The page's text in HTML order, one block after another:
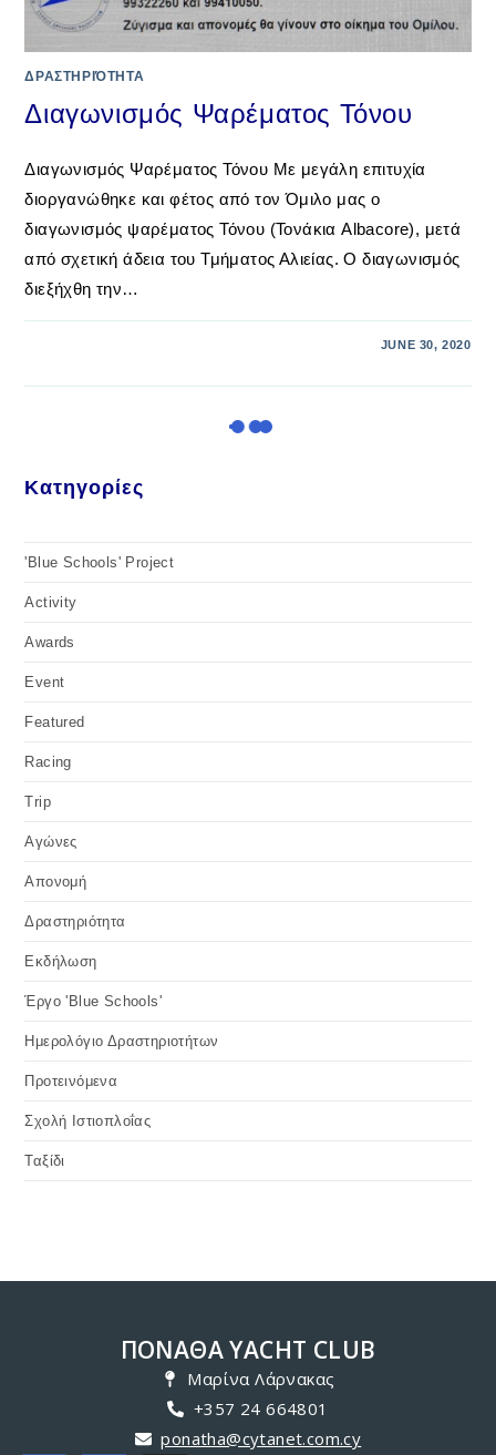
ΔΡΑΣΤΗΡΙΌΤΗΤΑ
Διαγωνισμός Ψαρέματος Τόνου
Διαγωνισμός Ψαρέματος Τόνου Με μεγάλη επιτυχία
διοργανώθηκε και φέτος από τον Όμιλο μας ο
διαγωνισμός ψαρέματος Τόνου (Τονάκια Albacore), μετά
από σχετική άδεια του Τμήματος Αλιείας. Ο διαγωνισμός
διεξήχθη την…
JUNE 30, 2020
Κατηγορίες
'Blue Schools' Project
Activity
Awards
Event
Featured
Racing
Trip
Αγώνες
Απονομή
Δραστηριότητα
Εκδήλωση
Έργο 'Blue Schools'
Ημερολόγιο Δραστηριοτήτων
Προτεινόμενα
Σχολή Ιστιοπλοΐας
Ταξίδι
ΠΟΝΑΘΑ YACHT CLUB
Μαρίνα Λάρνακας
+357 24 664801
ponatha@cytanet.com.cy